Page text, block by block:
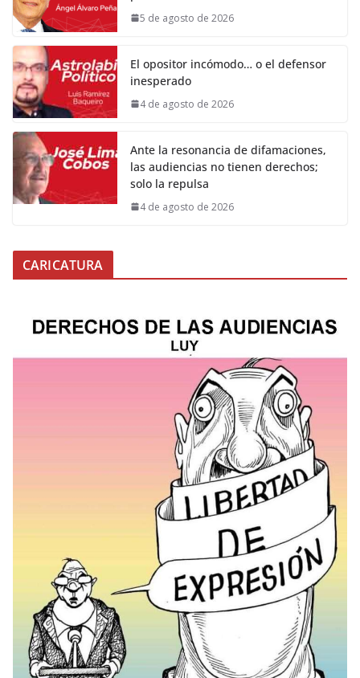
5 de agosto de 2026
El opositor incómodo… o el defensor
inesperado
4 de agosto de 2026
Ante la resonancia de difamaciones,
las audiencias no tienen derechos;
solo la repulsa
4 de agosto de 2026
CARICATURA